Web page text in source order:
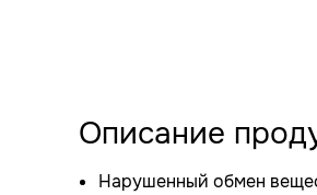
Описание
Нарушенный обмен